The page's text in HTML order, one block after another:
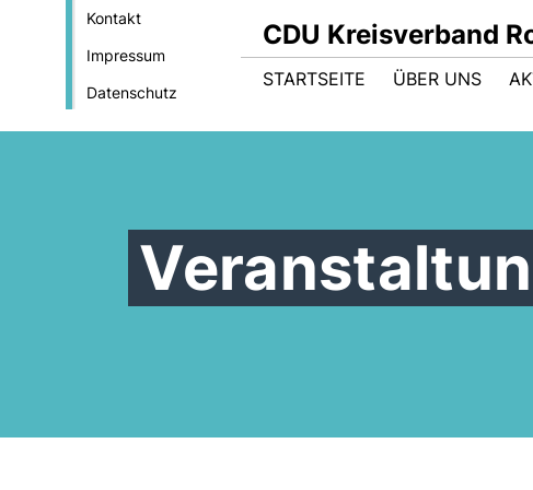
Kontakt
Impressum
Datenschutz
CDU Kreisverband
STARTSEITE ÜBER UNS